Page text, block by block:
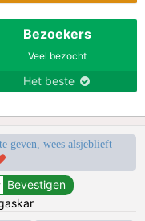
Bezoekers
Veel bezocht
Het beste
geven, wees alsjeblieft